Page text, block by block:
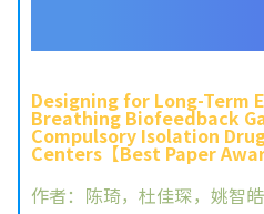
Designing for Long-Term
Breathing Biofeedback
Compulsory Isolation
Centers【Best Paper
作者：陈琦，杜佳琛，姚智